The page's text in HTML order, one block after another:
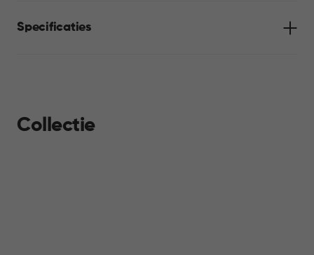
bakje is geschikt voor magnetron, vaatwasser en vriezer,
Specificaties
Collectie